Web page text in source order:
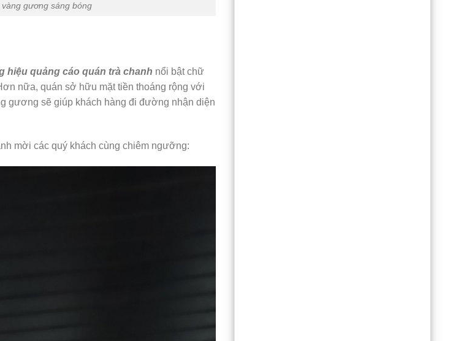
gương sáng bóng
hiệu quảng cáo quán trà chanh nổi bật chữ
nữa, quán sở hữu mặt tiền thoáng rộng với
gương sẽ giúp khách hàng đi đường nhận diện
mời các quý khách cùng chiêm ngưỡng: